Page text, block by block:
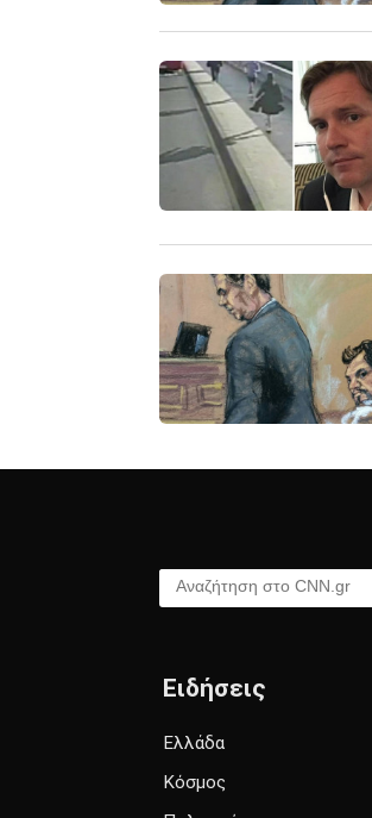
Αναζήτηση στο CNN.gr
Ειδήσεις
Ελλάδα
Κόσμος